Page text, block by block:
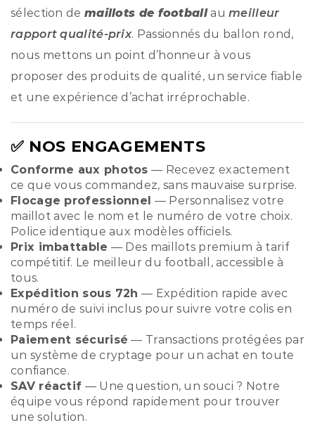
sélection de maillots de footballaumeilleur
rapport qualité-prix. Passionnés du ballon rond,
nous mettons un point d’honneur à vous
proposer des produits de qualité, un service fiable
et une expérience d’achat irréprochable.
✅ NOS ENGAGEMENTS
Conforme aux photos — Recevez exactement
ce que vous commandez, sans mauvaise surprise.
Flocage professionnel — Personnalisez votre
maillot avec le nom et le numéro de votre choix.
Police identique aux modèles officiels.
Prix imbattable — Des maillots premium à tarif
compétitif. Le meilleur du football, accessible à
tous.
Expédition sous 72h — Expédition rapide avec
numéro de suivi inclus pour suivre votre colis en
temps réel.
Paiement sécurisé — Transactions protégées par
un système de cryptage pour un achat en toute
confiance.
SAV réactif — Une question, un souci ? Notre
équipe vous répond rapidement pour trouver
une solution.